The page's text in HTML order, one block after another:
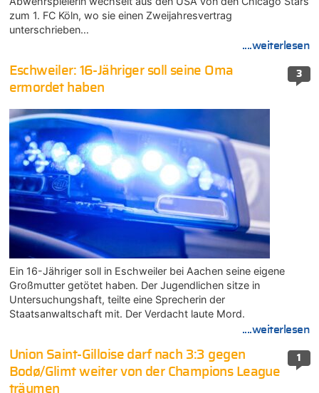
zum 1. FC Köln, wo sie einen Zweijahresvertrag
unterschrieben…
....weiterlesen
3
Eschweiler: 16-Jähriger soll seine Oma
ermordet haben
Ein 16-Jähriger soll in Eschweiler bei Aachen seine eigene
Großmutter getötet haben. Der Jugendlichen sitze in
Untersuchungshaft, teilte eine Sprecherin der
Staatsanwaltschaft mit. Der Verdacht laute Mord.
....weiterlesen
1
Union Saint-Gilloise darf nach 3:3 gegen
Bodø/Glimt weiter von der Champions League
träumen